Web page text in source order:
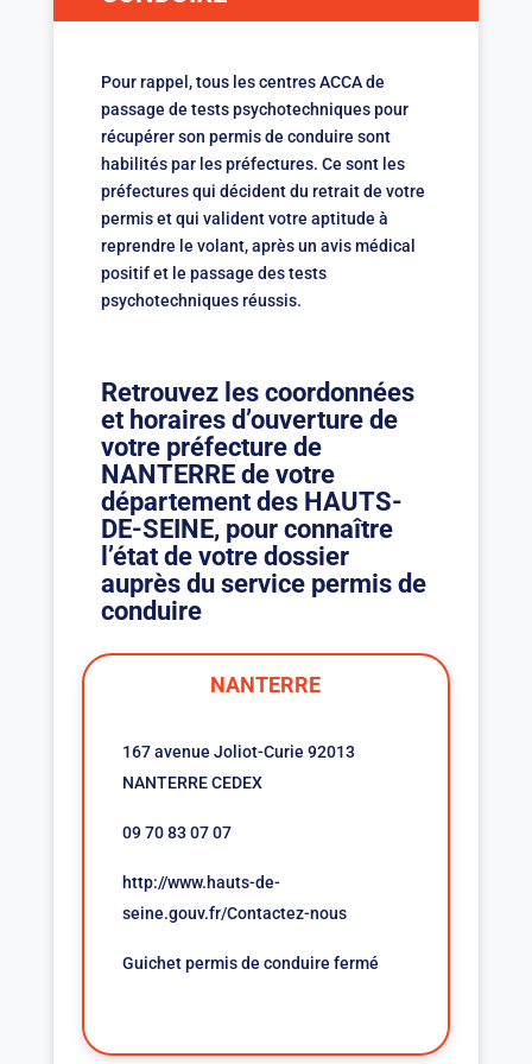
Pour rappel, tous les centres ACCA de
passage de tests psychotechniques pour
récupérer son permis de conduire sont
habilités par les préfectures. Ce sont les
préfectures qui décident du retrait de votre
permis et qui valident votre aptitude à
reprendre le volant, après un avis médical
positif et le passage des tests
psychotechniques réussis.
Retrouvez les coordonnées
et horaires d’ouverture de
votre préfecture de
NANTERRE de votre
département des HAUTS-
DE-SEINE, pour connaître
l’état de votre dossier
auprès du service permis de
conduire
NANTERRE
167 avenue Joliot-Curie 92013
NANTERRE CEDEX
09 70 83 07 07
http://www.hauts-de-
seine.gouv.fr/Contactez-nous
Guichet permis de conduire fermé